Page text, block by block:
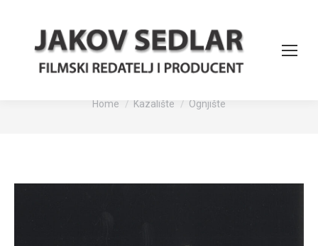
Ognjište
You are here:
Home Kazalište Ognjište